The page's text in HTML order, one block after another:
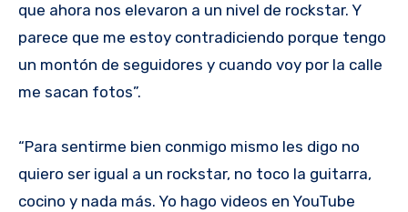
que ahora nos elevaron a un nivel de rockstar. Y
parece que me estoy contradiciendo porque tengo
un montón de seguidores y cuando voy por la calle
me sacan fotos”.
“Para sentirme bien conmigo mismo les digo no
quiero ser igual a un rockstar, no toco la guitarra,
cocino y nada más. Yo hago videos en YouTube